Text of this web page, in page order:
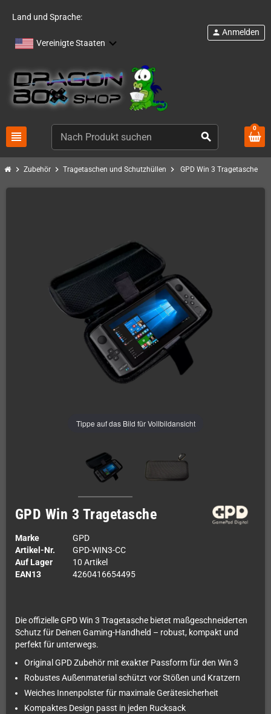
Land und Sprache:
Vereinigte Staaten
view_headline search
person Anmelden
0
chevron_right Zubehör chevron_right Tragetaschen und Schutzhüllen chevron_right GPD Win 3 Tragetasche
Tippe auf das Bild für Vollbildansicht
GPD Win 3 Tragetasche
Marke
GPD
Artikel-Nr.
GPD-WIN3-CC
Auf Lager
10 Artikel
EAN13
4260416654495
Die offizielle GPD Win 3 Tragetasche bietet maßgeschneiderten
Schutz für Deinen Gaming-Handheld – robust, kompakt und
perfekt für unterwegs.
Original GPD Zubehör mit exakter Passform für den Win 3
Robustes Außenmaterial schützt vor Stößen und Kratzern
Weiches Innenpolster für maximale Gerätesicherheit
Kompaktes Design passt in jeden Rucksack